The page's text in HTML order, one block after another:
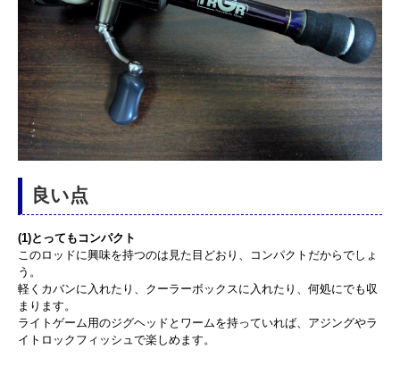
良い点
(1)とってもコンパクト
このロッドに興味を持つのは見た目どおり、コンパクトだからでしょ
う。
軽くカバンに入れたり、クーラーボックスに入れたり、何処にでも収
まります。
ライトゲーム用のジグヘッドとワームを持っていれば、アジングやラ
イトロックフィッシュで楽しめます。